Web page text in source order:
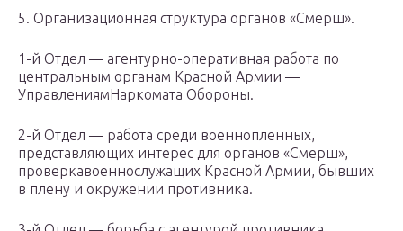
5. Организационная структура органов «Смерш».
1-й Отдел — агентурно-оперативная работа по
центральным органам Красной Армии —
УправлениямНаркомата Обороны.
2-й Отдел — работа среди военнопленных,
представляющих интерес для органов «Смерш»,
проверкавоеннослужащих Красной Армии, бывших
в плену и окружении противника.